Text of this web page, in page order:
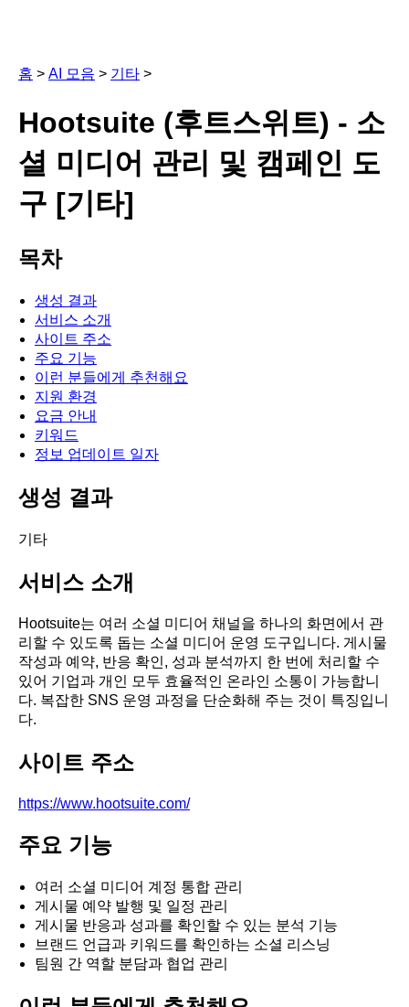
홈 > AI 모음 > 기타 >
Hootsuite (후트스위트) - 소
셜 미디어 관리 및 캠페인 도
구 [기타]
목차
생성 결과
서비스 소개
사이트 주소
주요 기능
이런 분들에게 추천해요
지원 환경
요금 안내
키워드
정보 업데이트 일자
생성 결과
기타
서비스 소개
Hootsuite는 여러 소셜 미디어 채널을 하나의 화면에서 관
리할 수 있도록 돕는 소셜 미디어 운영 도구입니다. 게시물
작성과 예약, 반응 확인, 성과 분석까지 한 번에 처리할 수
있어 기업과 개인 모두 효율적인 온라인 소통이 가능합니
다. 복잡한 SNS 운영 과정을 단순화해 주는 것이 특징입니
다.
사이트 주소
https://www.hootsuite.com/
주요 기능
여러 소셜 미디어 계정 통합 관리
게시물 예약 발행 및 일정 관리
게시물 반응과 성과를 확인할 수 있는 분석 기능
브랜드 언급과 키워드를 확인하는 소셜 리스닝
팀원 간 역할 분담과 협업 관리